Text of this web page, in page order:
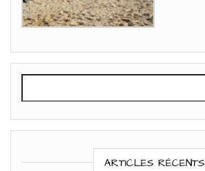
ARTICLES RÉCENTS